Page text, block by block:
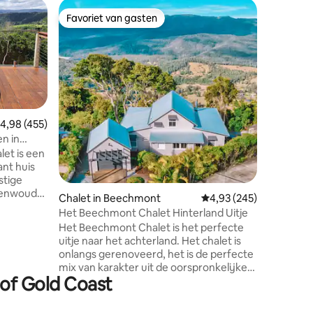
beoordeling van 4,98 op 5, 455 recensies
4,98 (455)
in
is een
huis
Favoriet van gasten
Favoriet van gasten
Chalet in Beechmont Gemiddelde
4,93 (245)
Het Beechmont Chalet Hinterland Uitje
Het Beechmont Chalet is het perfecte
uitje naar het achterland. Het chalet is
onlangs gerenoveerd, het is de perfecte
mix van karakter uit de oorspronkelijke
inrichting en moderne functies. Dit
unieke huis beschikt over grote ramen
Gold Coast